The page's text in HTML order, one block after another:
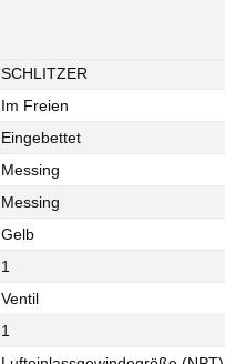
SCHLITZER
Im Freien
Eingebettet
Messing
Messing
Gelb
1
Ventil
1